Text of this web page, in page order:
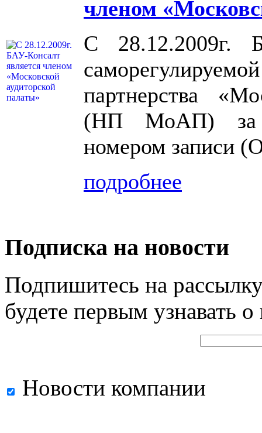
членом
С 28.12.2009г.
партнерства
(НП МоАП) за
номером записи
подробнее
Подписка на новости
Подпишитесь на
будете первым узнавать
Новости компании